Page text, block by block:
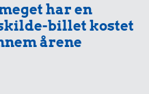
har en
billet kostet
årene